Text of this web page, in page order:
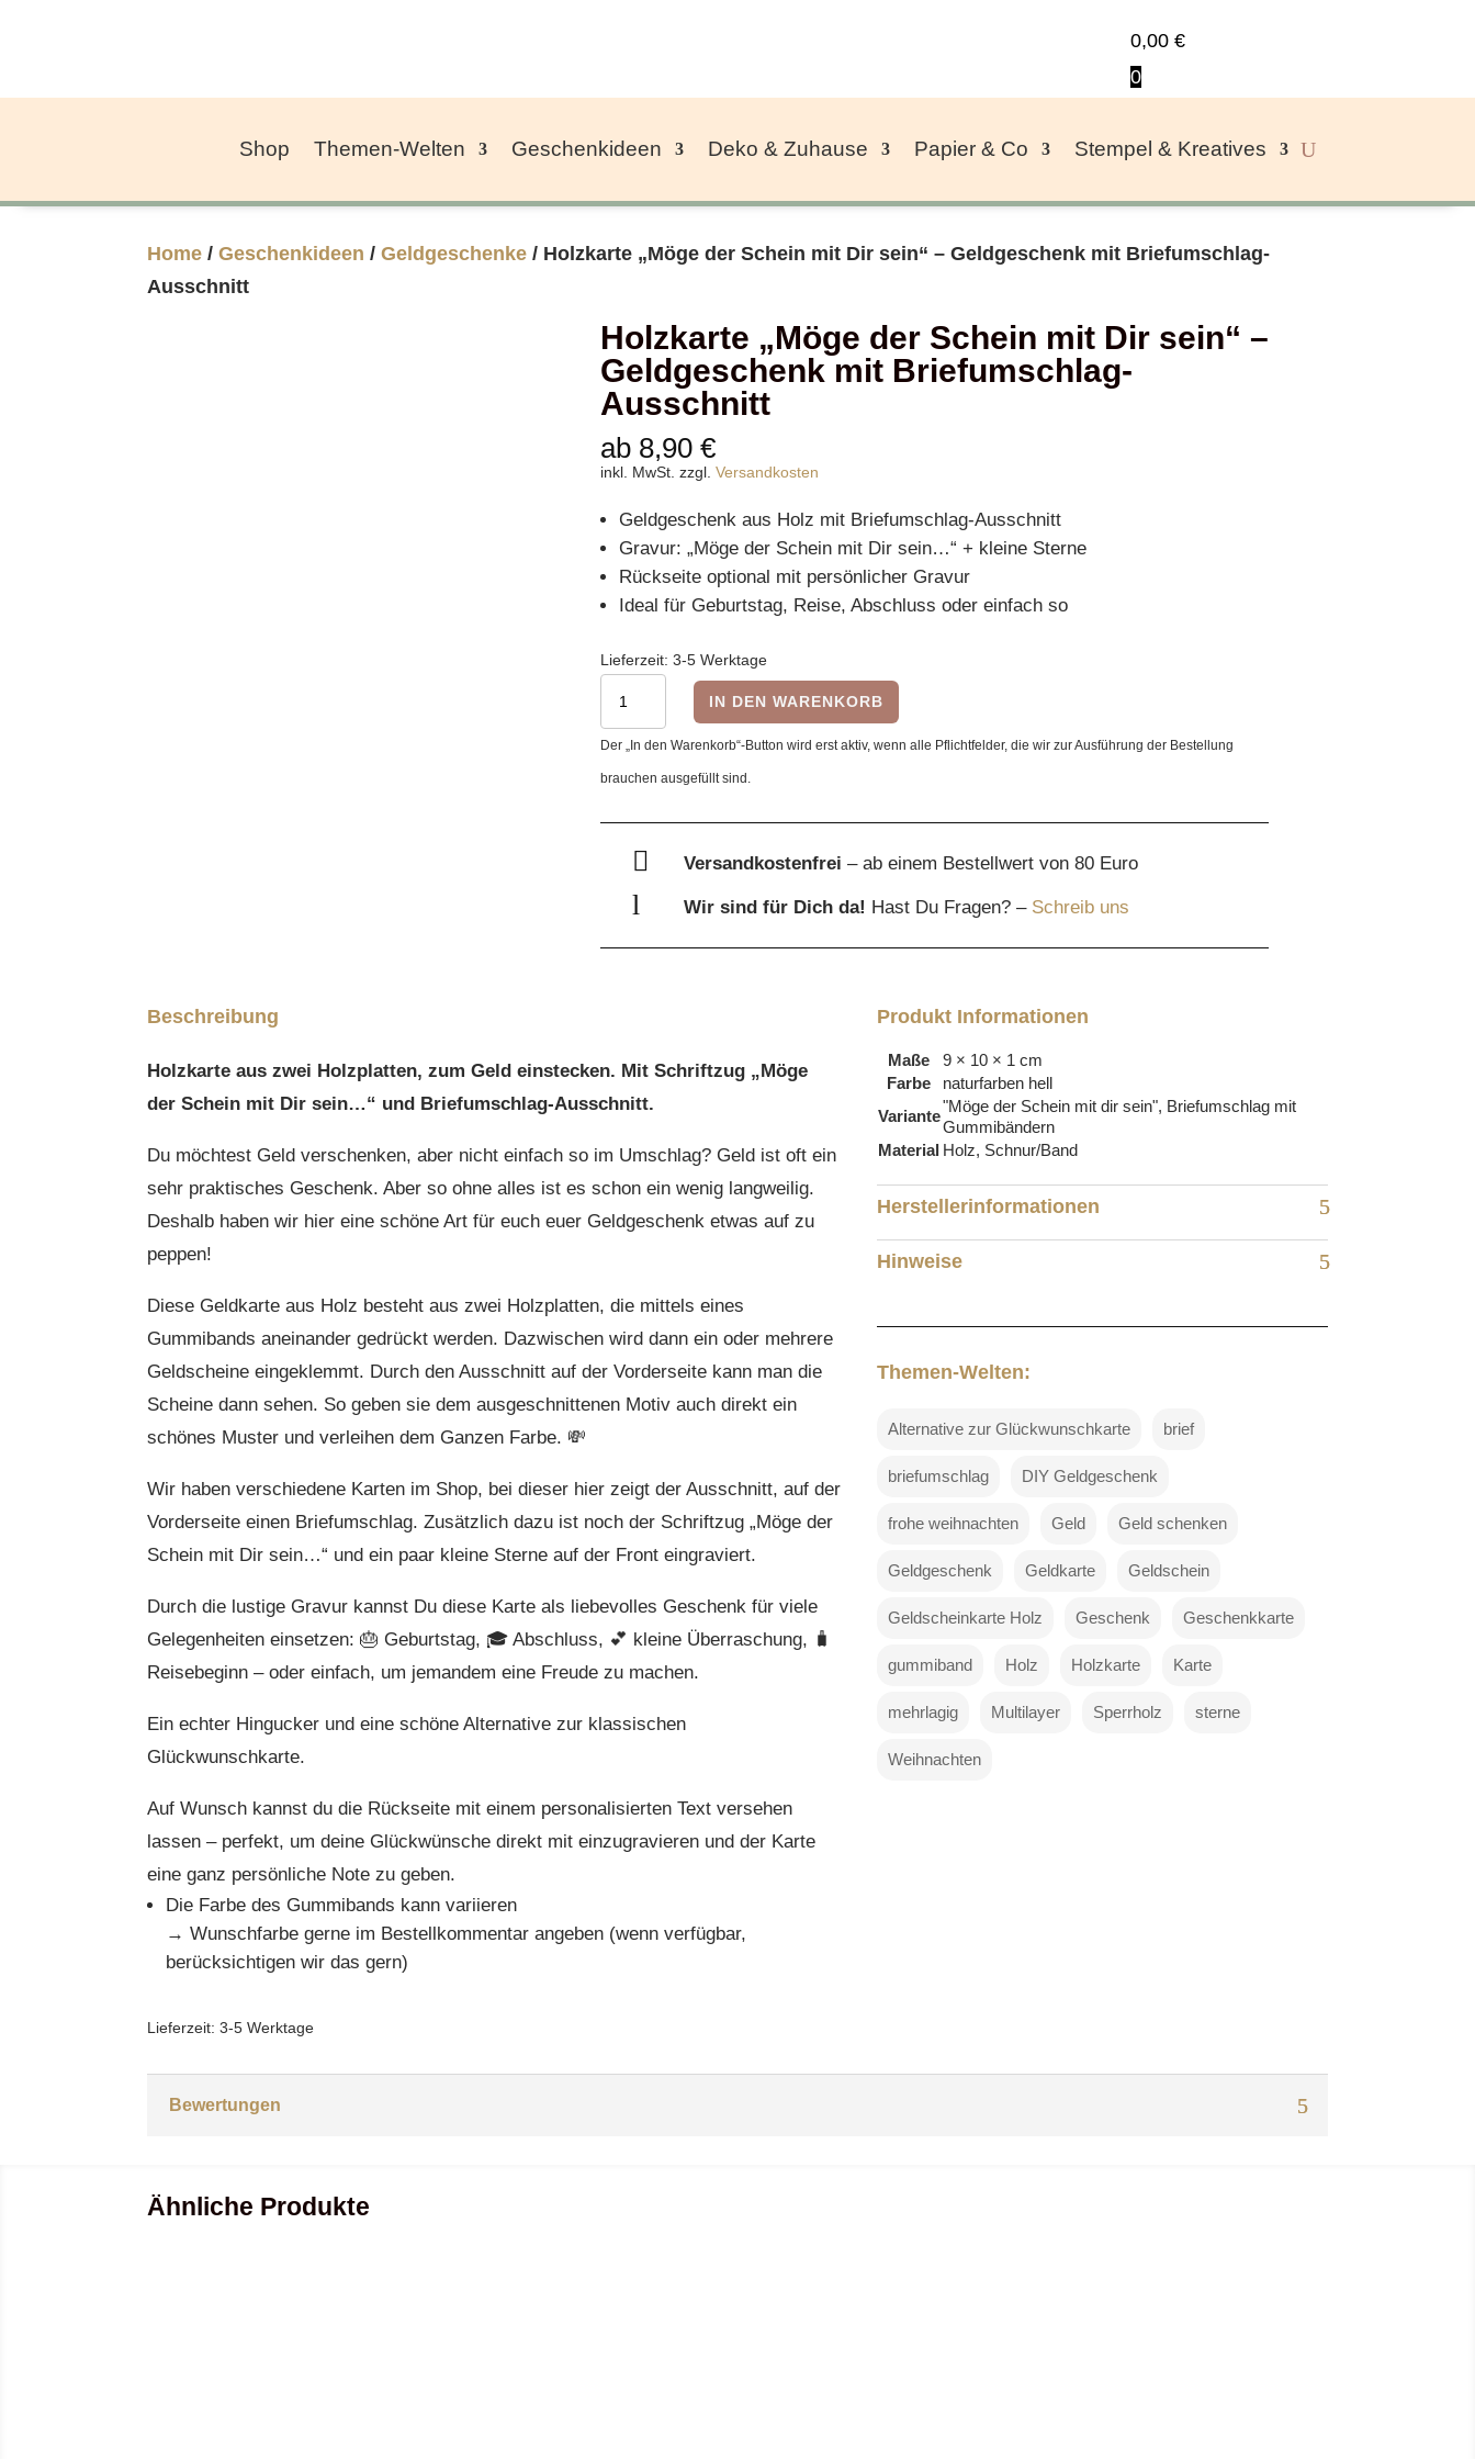
0,00€
0
Shop Themen-Welten Geschenkideen Deko & Zuhause Papier & Co Stempel & Kreatives
Home /Geschenkideen /Geldgeschenke / Holzkarte „Möge der Schein mit Dir sein“ – Geldgeschenk mit Briefumschlag-
Ausschnitt
Holzkarte „Möge der Schein mit Dir sein“ –
Geldgeschenk mit Briefumschlag-
Ausschnitt
ab 8,90 €
inkl. MwSt. zzgl. Versandkosten
Geldgeschenk aus Holz mit Briefumschlag-Ausschnitt
Gravur: „Möge der Schein mit Dir sein…“ + kleine Sterne
Rückseite optional mit persönlicher Gravur
Ideal für Geburtstag, Reise, Abschluss oder einfach so
Lieferzeit: 3-5 Werktage
„Möge
der
Schein
mit
Geldgeschenk
IN DEN WARENKORB
Der „In den Warenkorb“-Button wird erst aktiv, wenn alle Pflichtfelder, die wir zur Ausführung der Bestellung
brauchen ausgefüllt sind.
 Versandkostenfrei– ab einem Bestellwert von 80 Euro
l Wir sind für Dich da! Hast Du Fragen? – Schreib uns
Beschreibung
Holzkarte aus zwei Holzplatten, zum Geld einstecken. Mit Schriftzug „Möge
der Schein mit Dir sein…“ und Briefumschlag-Ausschnitt.
Du möchtest Geld verschenken, aber nicht einfach so im Umschlag? Geld ist oft ein
sehr praktisches Geschenk. Aber so ohne alles ist es schon ein wenig langweilig.
Deshalb haben wir hier eine schöne Art für euch euer Geldgeschenk etwas auf zu
peppen!
Diese Geldkarte aus Holz besteht aus zwei Holzplatten, die mittels eines
Gummibands aneinander gedrückt werden. Dazwischen wird dann ein oder mehrere
Geldscheine eingeklemmt. Durch den Ausschnitt auf der Vorderseite kann man die
Scheine dann sehen. So geben sie dem ausgeschnittenen Motiv auch direkt ein
schönes Muster und verleihen dem Ganzen Farbe. 💸
Wir haben verschiedene Karten im Shop, bei dieser hier zeigt der Ausschnitt, auf der
Vorderseite einen Briefumschlag. Zusätzlich dazu ist noch der Schriftzug „Möge der
Schein mit Dir sein…“ und ein paar kleine Sterne auf der Front eingraviert.
Durch die lustige Gravur kannst Du diese Karte als liebevolles Geschenk für viele
Gelegenheiten einsetzen: 🎂 Geburtstag, 🎓 Abschluss, 💕 kleine Überraschung, 🧳
Reisebeginn – oder einfach, um jemandem eine Freude zu machen.
Ein echter Hingucker und eine schöne Alternative zur klassischen
Glückwunschkarte.
Auf Wunsch kannst du die Rückseite mit einem personalisierten Text versehen
lassen – perfekt, um deine Glückwünsche direkt mit einzugravieren und der Karte
eine ganz persönliche Note zu geben.
Die Farbe des Gummibands kann variieren
→ Wunschfarbe gerne im Bestellkommentar angeben (wenn verfügbar,
berücksichtigen wir das gern)
Lieferzeit:3-5 Werktage
Produkt Informationen
Maße
9 × 10 × 1 cm
Farbe
naturfarben hell
Variante
"Möge der Schein mit dir sein", Briefumschlag mit
Gummibändern
Material Holz, Schnur/Band
Herstellerinformationen
Hinweise
Themen-Welten:
Alternative zur Glückwunschkarte brief
briefumschlag DIY Geldgeschenk
frohe weihnachten Geld Geld schenken
Geldgeschenk Geldkarte Geldschein
Geldscheinkarte Holz Geschenk Geschenkkarte
gummiband Holz Holzkarte Karte
mehrlagig Multilayer Sperrholz sterne
Weihnachten
Bewertungen
Ähnliche Produkte